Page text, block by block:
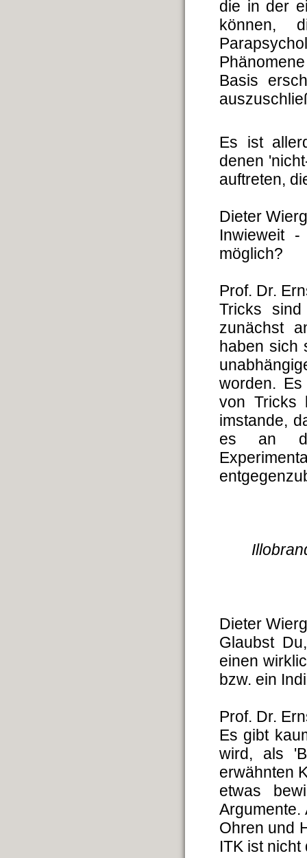
die in der
können,
Basis
Es ist
denen
auftreten,
Dieter
Inwieweit
möglich?
Prof. Dr.
Tricks sind
zunächst
haben sich
worden.
von Tricks
imstande,
es an
Dieter
Glaubst
einen
bzw. ein
Prof. Dr.
Es gibt
wird, als
erwähnten
etwas
Argumente.
Ohren und
ITK ist